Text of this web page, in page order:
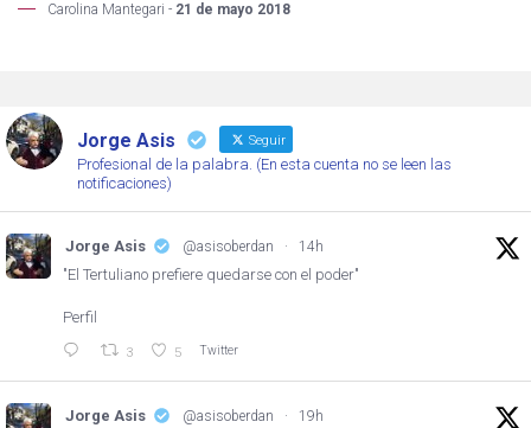
Carolina Mantegari - 21 de mayo 2018
Jorge Asis Seguir
Profesional de la palabra. (En esta cuenta no se leen las
notificaciones)
Jorge Asis @asisoberdan · 14h
"El Tertuliano prefiere quedarse con el poder"
Perfil
3 5 Twitter
Jorge Asis @asisoberdan · 19h